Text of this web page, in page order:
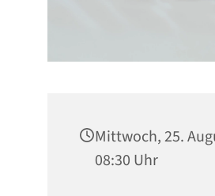
Mittwoch, 25.
08:30 Uhr